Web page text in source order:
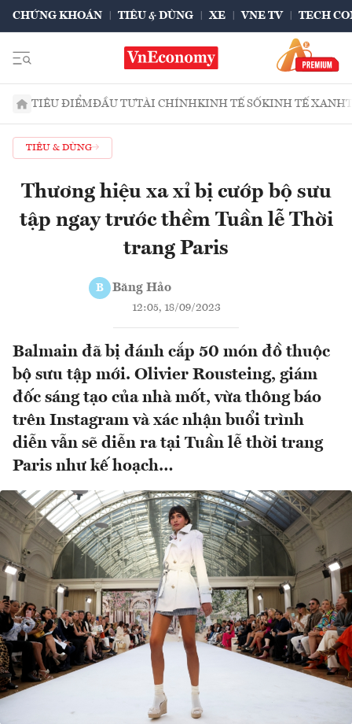
CHỨNG KHOÁN TIÊU & DÙNG XE VNE TV TECH
TIÊU ĐIỂMĐẦU TƯTÀI CHÍNHKINH TẾ SỐKINH TẾ XANH
TIÊU & DÙNG
Thương hiệu xa xỉ bị cướp bộ sưu
tập ngay trước thềm Tuần lễ Thời
trang Paris
B Băng Hảo
12:05, 18/09/2023
Balmain đã bị đánh cắp 50 món đồ thuộc
bộ sưu tập mới. Olivier Rousteing, giám
đốc sáng tạo của nhà mốt, vừa thông báo
trên Instagram và xác nhận buổi trình
diễn vẫn sẽ diễn ra tại Tuần lễ thời trang
Paris như kế hoạch…